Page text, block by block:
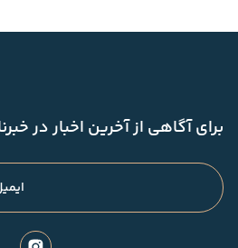
برای آگاهی از آخرین اخبار در